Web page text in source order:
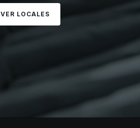
VER LOCALES